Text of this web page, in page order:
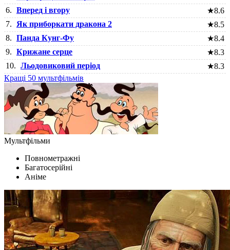
6. Вперед і вгору ★8.6
7.
Як приборкати дракона 2 ★8.5
8. Панда Кунг-Фу ★8.4
9. Крижане серце ★8.3
10. Льодовиковий період ★8.3
Кращі 50 мультфільмів
Мультфільми
Повнометражні
Багатосерійні
Аніме